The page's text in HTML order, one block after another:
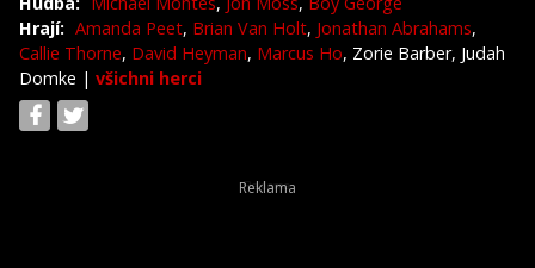
Hrají: Amanda Peet, Brian Van Holt, Jonathan Abrahams,
Callie Thorne, David Heyman, Marcus Ho, Zorie Barber, Judah
Domke | všichni herci